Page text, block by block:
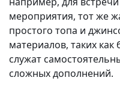
мероприятия, тот же
простого топа и
материалов, таких как
служат
сложных дополнений.